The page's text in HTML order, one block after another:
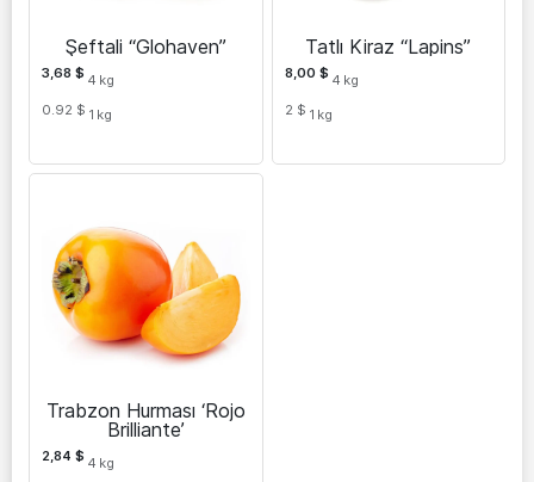
Şeftali “Glohaven”
3,68 $ 4 kg
0.92 $ 1 kg
Tatlı Kiraz “Lapins”
8,00 $ 4 kg
2 $ 1 kg
Trabzon Hurması ‘Rojo
Brilliante’
2,84 $ 4 kg